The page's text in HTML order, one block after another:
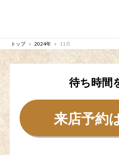
トップ 2024年 11月
待ち時間
来店予約